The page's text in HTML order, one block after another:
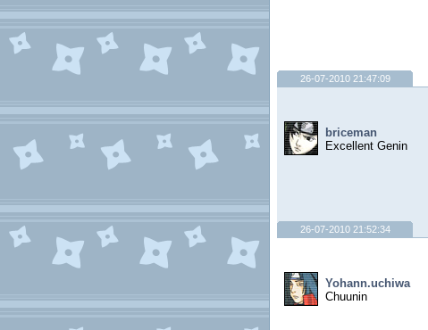
26-07-2010 21:47:09
briceman
Excellent Genin
26-07-2010 21:52:34
Yohann.uchiwa
Chuunin